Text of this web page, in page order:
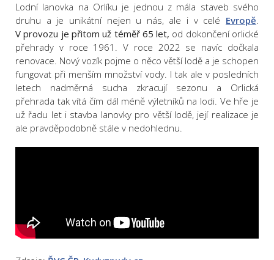
Lodní lanovka na Orlíku je jednou z mála staveb svého
druhu a je unikátní nejen u nás, ale i v celé Evropě.
V provozu je přitom už téměř 65 let, od dokončení orlické
přehrady v roce 1961. V roce 2022 se navíc dočkala
renovace. Nový vozík pojme o něco větší lodě a je schopen
fungovat při menším množství vody. I tak ale v posledních
letech nadměrná sucha zkracují sezonu a Orlická
přehrada tak vítá čím dál méně výletníků na lodi. Ve hře je
už řadu let i stavba lanovky pro větší lodě, její realizace je
ale pravděpodobně stále v nedohlednu.